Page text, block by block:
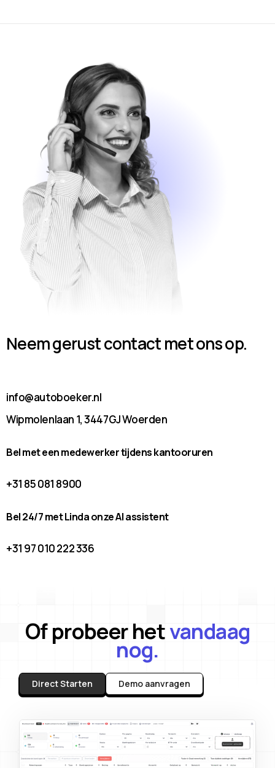
Neem gerust contact met ons op.
info@autoboeker.nl
Wipmolenlaan 1, 3447GJ Woerden
Bel met een medewerker tijdens kantooruren
+31 85 081 8900
Bel 24/7 met Linda onze AI assistent
+31 97 010 222 336
Of probeer hetvandaag
nog.
Direct Starten Demo aanvragen